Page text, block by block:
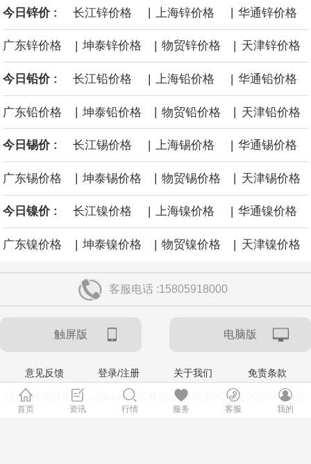
加工所做的努力，并计划公布一些交易和谅解备忘录。
当地时间8月6日，德国能源企业RWE旗下美国海上风电业务已与美
权益。
据广钢气体消息，8月6日，广钢气体与韩国头部工业气体服务商
AirFirst正式签署实质性长期战略合作协议。双方将建立常态化技术
决方案开展联合迭代与场景优化，针对韩国先进半导体制程标准持
续打磨定制化供气体系，推动技术方案在海外高端产线完成验证与
规模化交付。
央行今日开展10亿元7天逆回购操作，投标量10亿元，中标量10亿
今日锌价 : 长江锌价格 上海锌价格 华通锌价格
广东锌价格 | 坤泰锌价格 | 物贸锌价格 | 天津锌价格
今日铅价 : 长江铅价格 | 上海铅价格 | 华通铅价格
广东铅价格 | 坤泰铅价格 | 物贸铅价格 | 天津铅价格
今日锡价 : 长江锡价格 | 上海锡价格 | 华通锡价格
广东锡价格 坤泰锡价格 物贸锡价格 天津锡价格
今日镍价 : 长江镍价格 | 上海镍价格 | 华通镍价格
广东镍价格 | 坤泰镍价格 | 物贸镍价格 | 天津镍价格
客服电话 :15805918000
触屏版 电脑版
意见反馈 登录/注册 关于我们 免责条款
@2006-2018 m.ccmn.cn长江有色金属网 闽ICP备09004021号
首页 资讯 行情 服务 客服 我的